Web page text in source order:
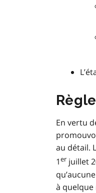
En vertu
au détail.
1er juillet
à